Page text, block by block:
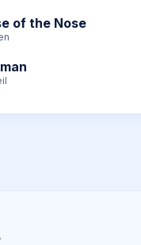
of the Nose